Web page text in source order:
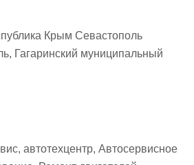
Крым Севастополь
Гагаринский муниципальный
автотехцентр, Автосервисное